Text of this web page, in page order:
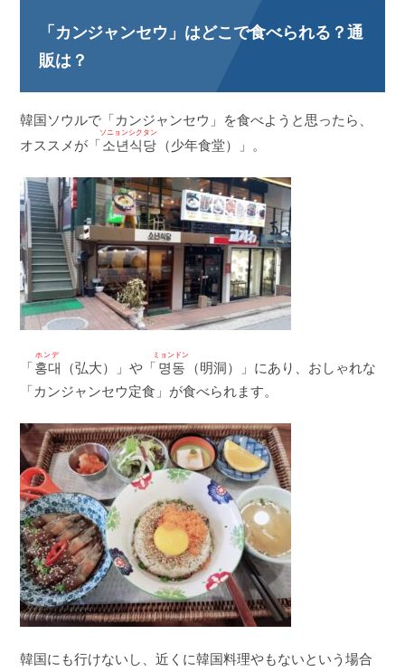
「カンジャンセウ」はどこで食べられる？通
販は？
韓国ソウルで「カンジャンセウ」を食べようと思ったら、
オススメが「소년식당
ソニョンシクタン
（少年食堂）」。
「홍대
ホンデ
（弘大）」や「 명동
ミョンドン
（明洞）」にあり、おしゃれな
「カンジャンセウ定食」が食べられます。
韓国にも行けないし、近くに韓国料理やもないという場合